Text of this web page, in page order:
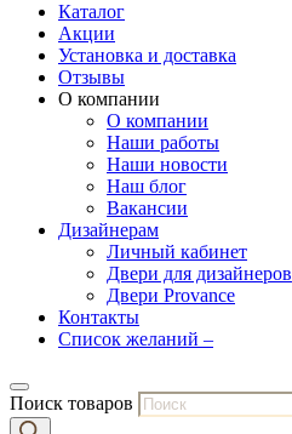
Каталог
Акции
Установка и доставка
Отзывы
О компании
О компании
Наши работы
Наши новости
Наш блог
Вакансии
Дизайнерам
Личный кабинет
Двери для дизайнеров
Двери Provance
Контакты
Список желаний –
Поиск товаров